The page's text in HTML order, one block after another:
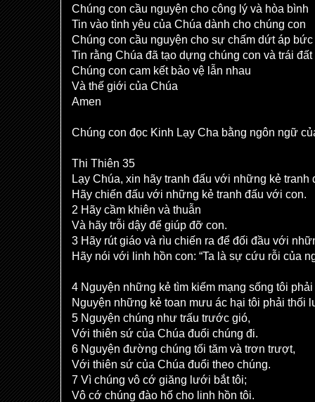
Chúng con cầu nguyện cho công lý và hòa bình
Tin vào tình yêu của Chúa dành cho chúng con
Chúng con cầu nguyện cho sự chấm dứt áp bức
Tin rằng Chúa đã tạo dựng chúng con và trái
Chúng con cam kết bảo vệ lẫn nhau
Và thế giới của Chúa
Amen
Chúng con đọc Kinh Lạy Cha bằng ngôn ngữ
Thi Thiên 35
Lạy Chúa, xin hãy tranh đấu với những kẻ tranh
Hãy chiến đấu với những kẻ tranh đấu với con.
2 Hãy cầm khiên và thuẫn
Và hãy trỗi dậy để giúp đỡ con.
3 Hãy rút giáo và rìu chiến ra để đối đầu với
Hãy nói với linh hồn con: “Ta là sự cứu rỗi của
4 Nguyện những kẻ tìm kiếm mạng sống tôi
Nguyện những kẻ toan mưu ác hại tôi phải thối
5 Nguyện chúng như trấu trước gió,
Với thiên sứ của Chúa đuổi chúng đi.
6 Nguyện đường chúng tối tăm và trơn trượt,
Với thiên sứ của Chúa đuổi theo chúng.
7 Vì chúng vô cớ giăng lưới bắt tôi;
Vô cớ chúng đào hố cho linh hồn tôi.